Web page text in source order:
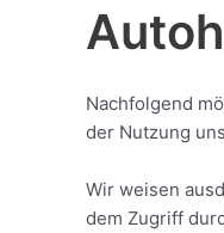
Nachfolgend
der Nutzung
Wir weisen
dem Zugriff